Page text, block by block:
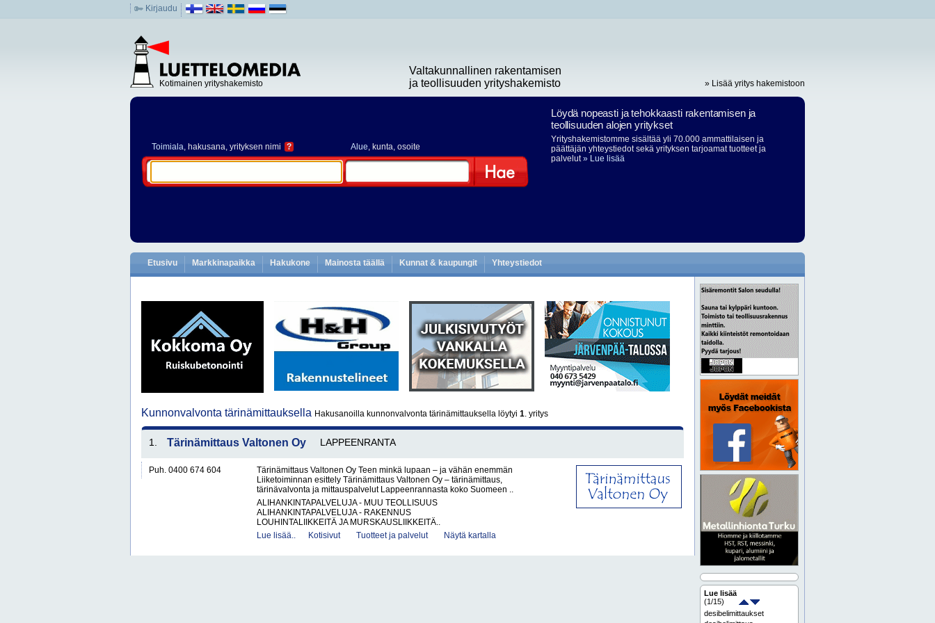
Kirjaudu
Kotimainen yrityshakemisto
Valtakunnallinen rakentamisen
ja teollisuuden yrityshakemisto
» Lisää yritys hakemistoon
Toimiala, hakusana, yrityksen nimi ? Alue, kunta, osoite
Löydä nopeasti ja tehokkaasti rakentamisen ja
teollisuuden alojen yritykset
Yrityshakemistomme sisältää yli 70.000 ammattilaisen ja
päättäjän yhteystiedot sekä yrityksen tarjoamat tuotteet ja
palvelut» Lue lisää
Etusivu Markkinapaikka Hakukone Mainosta täällä Kunnat & kaupungit Yhteystiedot
Kunnonvalvonta tärinämittauksella Hakusanoilla kunnonvalvonta tärinämittauksella löytyi 1. yritys
1. Tärinämittaus Valtonen Oy LAPPEENRANTA
Puh. 0400 674 604
Tärinämittaus Valtonen Oy Teen minkä lupaan – ja vähän enemmän
Liiketoiminnan esittely Tärinämittaus Valtonen Oy – tärinämittaus,
tärinävalvonta ja mittauspalvelut Lappeenrannasta koko Suomeen ..
ALIHANKINTAPALVELUJA - MUU TEOLLISUUS
ALIHANKINTAPALVELUJA - RAKENNUS
LOUHINTALIIKKEITÄ JA MURSKAUSLIIKKEITÄ..
Lue lisää..
Kotisivut Tuotteet ja palvelut Näytä kartalla
Lue lisää
(1/15)
desibelimittaukset